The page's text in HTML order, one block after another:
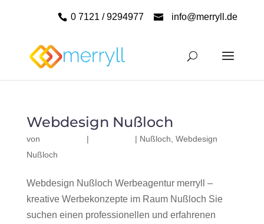
0 7121 / 9294977 info@merryll.de
Webdesign Nußloch
von | | Nußloch Webdesign
Nußloch
Webdesign Nußloch Werbeagentur merryll –
kreative Werbekonzepte im Raum Nußloch Sie
suchen einen professionellen und erfahrenen